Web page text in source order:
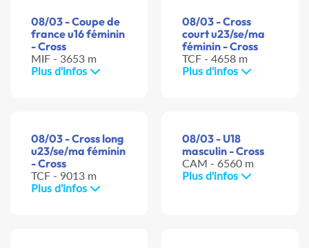
08/03 - Coupe de
france u16 féminin
- Cross
MIF - 3653 m
Plus d'infos
08/03 - Cross
court u23/se/ma
féminin - Cross
TCF - 4658 m
Plus d'infos
08/03 - Cross long
u23/se/ma féminin
- Cross
TCF - 9013 m
Plus d'infos
08/03 - U18
masculin - Cross
CAM - 6560 m
Plus d'infos